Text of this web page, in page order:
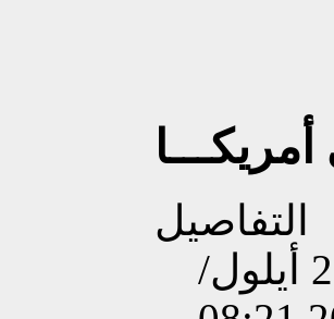
التفاصيل
تم إنشاءه بتاريخ الخميس, 20 أيلول/